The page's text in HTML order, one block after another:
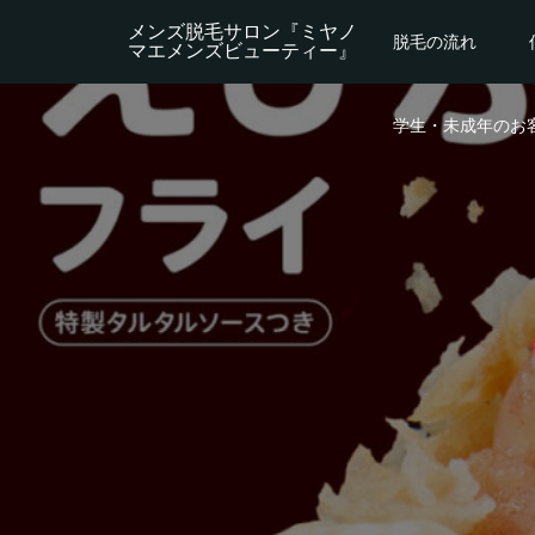
メンズ脱毛サロン『ミヤノ
マエメンズビューティー』
脱毛の流れ
学生・未成年のお